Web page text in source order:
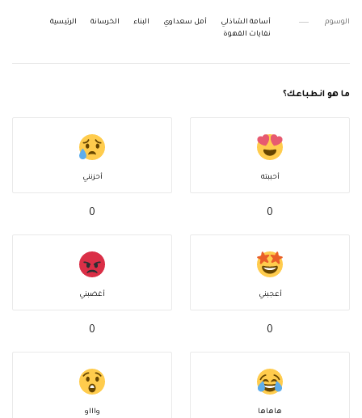
الوسوم أسامة الشاذلي أمل سعداوي البناء الخرسانة
الرئيسية
نفايات القهوة
ما هو انطباعك؟
أحببته
0
أحزنني
0
أعجبني
0
أغضبني
0
هاهاها واااو